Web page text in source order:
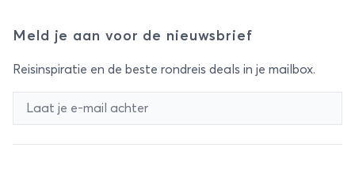
Meld je aan voor de nieuwsbrief
Reisinspiratie en de beste rondreis deals in je mailbox.